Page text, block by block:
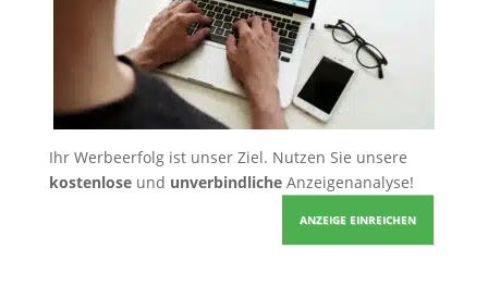
Ihr Werbeerfolg ist unser Ziel. Nutzen Sie unsere
kostenloseund unverbindlicheAnzeigenanalyse!
ANZEIGE EINREICHEN